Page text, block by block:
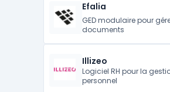
Efalia
GED modulaire pour
documents
Illizeo
Logiciel RH pour la
personnel